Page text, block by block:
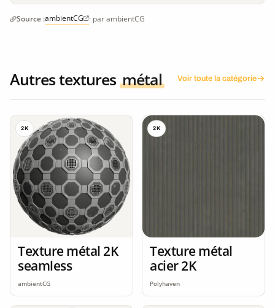
Source :ambientCG · par ambientCG
Autres textures métal Voir toute la catégorie
2K
Texture métal 2K
seamless
ambientCG
2K
Texture métal
acier 2K
Polyhaven